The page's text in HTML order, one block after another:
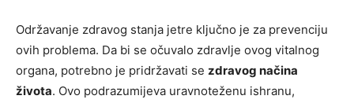
Održavanje zdravog stanja jetre ključno je za prevenciju
ovih problema. Da bi se očuvalo zdravlje ovog vitalnog
organa, potrebno je pridržavati se zdravog načina
života. Ovo podrazumijeva uravnoteženu ishranu,